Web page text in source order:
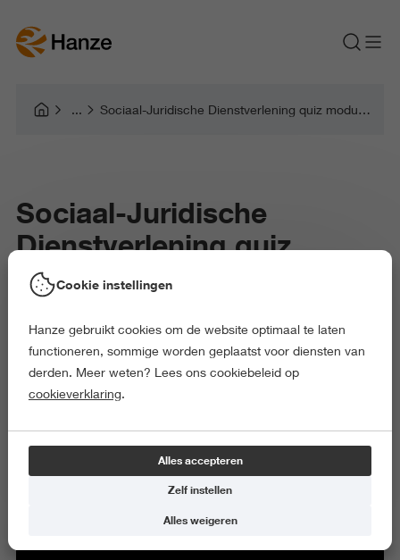
Sociaal-Juridische Dienstverlening quiz module 1
Sociaal-Juridische
Dienstverlening quiz
module 1
Cookie instellingen
Hanze gebruikt cookies om de website optimaal te laten
functioneren, sommige worden geplaatst voor diensten van
derden. Meer weten? Lees ons cookiebeleid op
cookieverklaring.
Alles accepteren
Zelf instellen
Alles weigeren